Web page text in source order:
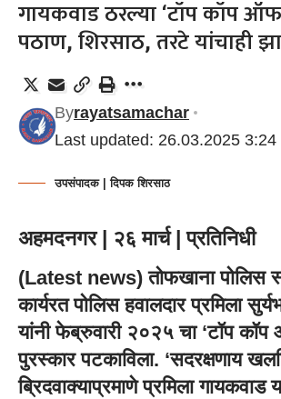
गायकवाड ठरल्या ‘टॉप कॉप ऑफ
पठाण, शिरसाठ, तरटे यांचाही
Last updated: 26.03.2025 3:24
Byrayatsamachar
उपसंपादक | दिपक शिरसाठ
अहमदनगर | २६ मार्च | प्रतिनिधी
(Latest news) तोफखाना पोलिस
कार्यरत पोलिस हवालदार प्रमिला
यांनी फेब्रुवारी २०२५ चा ‘टॉप
पुरस्कार पटकाविला. ‘सदरक्षणाय
ब्रिदवाक्याप्रमाणे प्रमिला गायकवाड